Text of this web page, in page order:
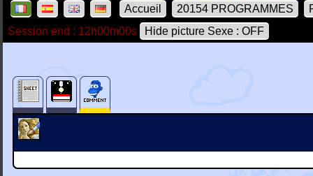
Accueil 20154 PROGRAMMES
Session end : 12h00m00s
Hide picture Sexe : OFF